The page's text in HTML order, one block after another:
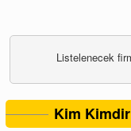
Listelenecek
Kim